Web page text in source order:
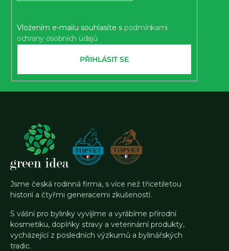
Vložením e-mailu souhlasíte s podmínkami
ochrany osobních údajů
PŘIHLÁSIT SE
Jsme česká rodinná firma, s více než třicetiletou
historií a čtyřmi generacemi zkušeností.
S vášní pro bylinky vyvíjíme a vyrábíme přírodní
kosmetiku, doplňky stravy a veterinární produkty,
vycházející z posledních výzkumů a bylinářských
tradic.